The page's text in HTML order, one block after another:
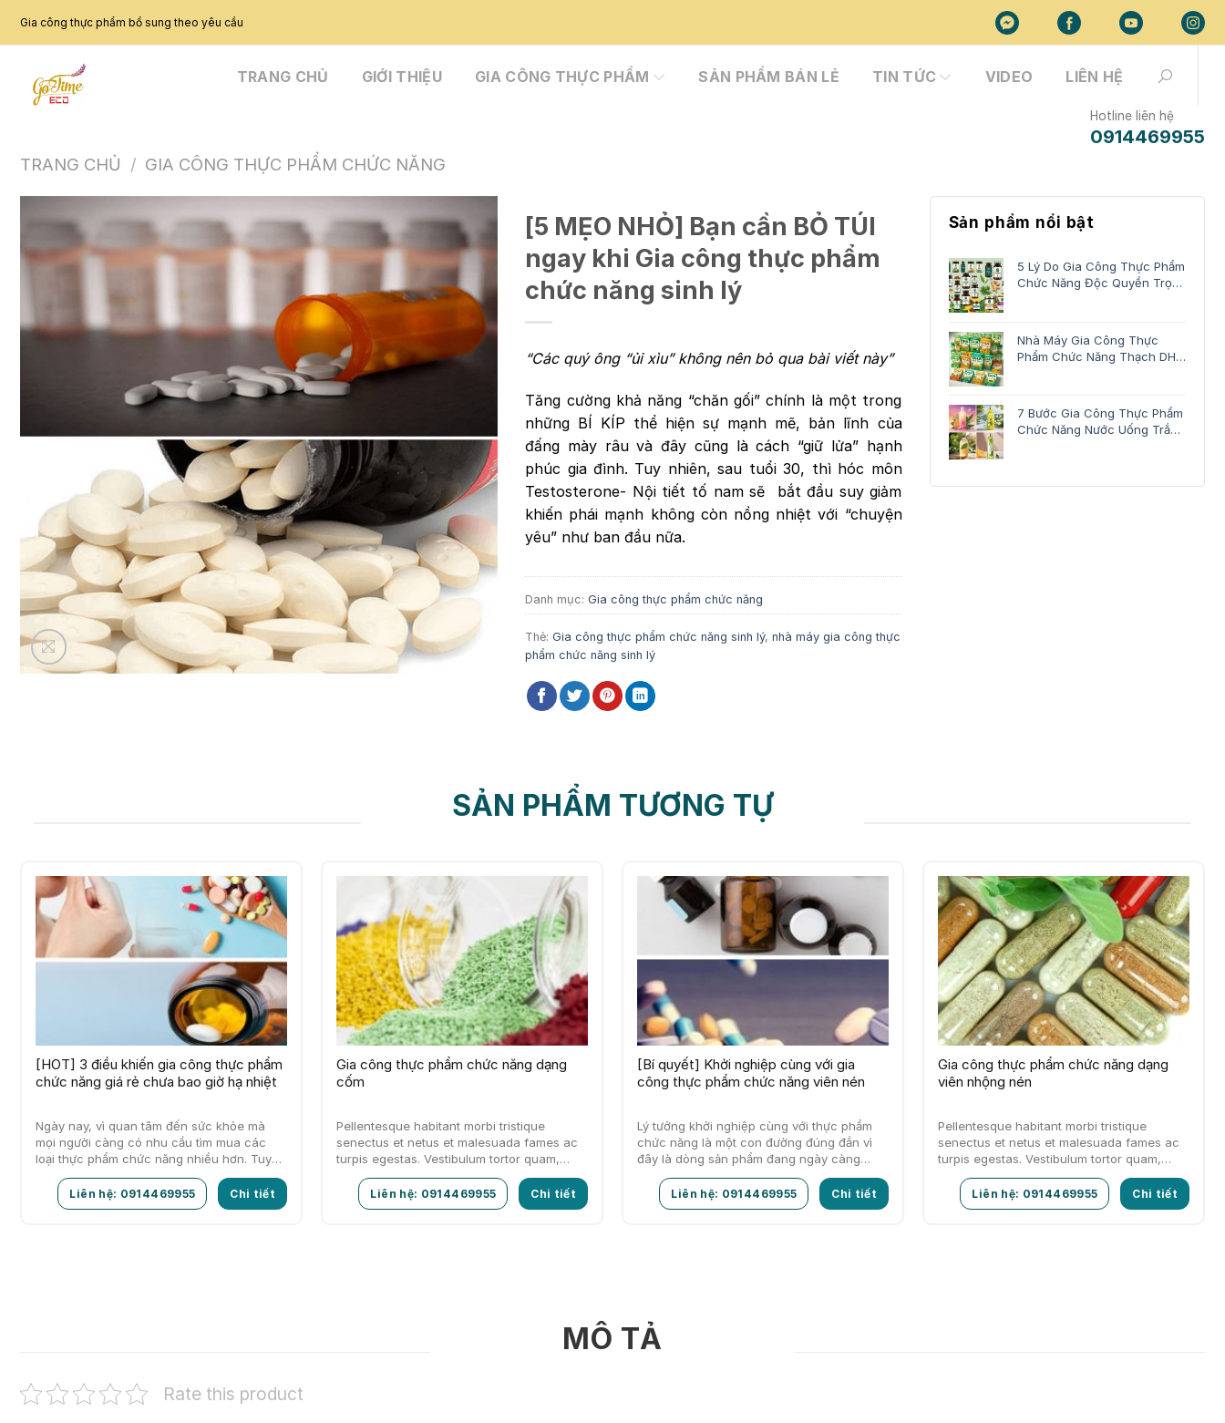
Gia công thực phẩm bổ sung theo yêu cầu
TRANG CHỦ GIỚI THIỆU GIA CÔNG THỰC PHẨM SẢN PHẨM BÁN LẺ TIN TỨC VIDEO LIÊN HỆ
Hotline liên hệ
0914469955
TRANG CHỦ / GIA CÔNG THỰC PHẨM CHỨC NĂNG
[5 MẸO NHỎ] Bạn cần BỎ TÚI
ngay khi Gia công thực phẩm
chức năng sinh lý
“Các quý ông “ủi xìu” không nên bỏ qua bài viết này”
Tăng cường khả năng “chăn gối” chính là một trong
những BÍ KÍP thể hiện sự mạnh mẽ, bản lĩnh của
đấng mày râu và đây cũng là cách “giữ lửa” hạnh
phúc gia đình. Tuy nhiên, sau tuổi 30, thì hóc môn
Testosterone- Nội tiết tố nam sẽ bắt đầu suy giảm
khiến phái mạnh không còn nồng nhiệt với “chuyện
yêu” như ban đầu nữa.
Danh mục:Gia công thực phẩm chức năng
Thẻ:Gia công thực phẩm chức năng sinh lý,nhà máy gia công thực
phẩm chức năng sinh lý
Sản phẩm nổi bật
5 Lý Do Gia Công Thực Phẩm
Chức Năng Độc Quyền Trọn
Nhà Máy Gia Công Thực
Phẩm Chức Năng Thạch DHA
7 Bước Gia Công Thực Phẩm
Chức Năng Nước Uống Trắng
MÔ TẢ
Rate this product
SẢN PHẨM TƯƠNG TỰ
[HOT] 3 điều khiến gia công thực phẩm
chức năng giá rẻ chưa bao giờ hạ nhiệt
Ngày nay, vì quan tâm đến sức khỏe mà
mọi người càng có nhu cầu tìm mua các
loại thực phẩm chức năng nhiều hơn. Tuy
nhiên, đó…
Liên hệ: 0914469955 Chi tiết
Gia công thực phẩm chức năng dạng
cốm
Pellentesque habitant morbi tristique
senectus et netus et malesuada fames ac
turpis egestas. Vestibulum tortor quam,
feugiat vitae, ultricies eget, tempor sit amet,
ante.
Liên hệ: 0914469955 Chi tiết
[Bí quyết] Khởi nghiệp cùng với gia
công thực phẩm chức năng viên nén
Lý tưởng khởi nghiệp cùng với thực phẩm
chức năng là một con đường đúng đắn vì
đây là dòng sản phẩm đang ngày càng
được ưa chuộng…
Liên hệ: 0914469955 Chi tiết
Gia công thực phẩm chức năng dạng
viên nhộng nén
Pellentesque habitant morbi tristique
senectus et netus et malesuada fames ac
turpis egestas. Vestibulum tortor quam,
feugiat vitae, ultricies eget, tempor sit amet,
ante.
Liên hệ: 0914469955 Chi tiết